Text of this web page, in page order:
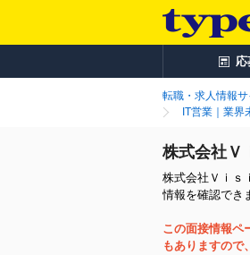
応
転職・求人情報
IT営業｜業
株式会社Ｖ
株式会社Ｖｉｓ
情報を確認でき
この面接情報ペ
もありますので